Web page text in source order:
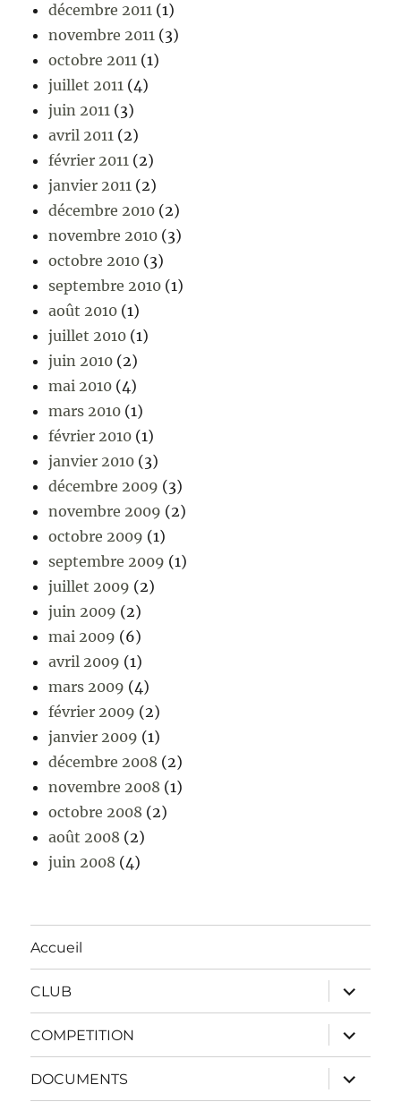
décembre 2011 (1)
novembre 2011 (3)
octobre 2011 (1)
juillet 2011 (4)
juin 2011 (3)
avril 2011 (2)
février 2011 (2)
janvier 2011 (2)
décembre 2010 (2)
novembre 2010 (3)
octobre 2010 (3)
septembre 2010 (1)
août 2010 (1)
juillet 2010 (1)
juin 2010 (2)
mai 2010 (4)
mars 2010 (1)
février 2010 (1)
janvier 2010 (3)
décembre 2009 (3)
novembre 2009 (2)
octobre 2009 (1)
septembre 2009 (1)
juillet 2009 (2)
juin 2009 (2)
mai 2009 (6)
avril 2009 (1)
mars 2009 (4)
février 2009 (2)
janvier 2009 (1)
décembre 2008 (2)
novembre 2008 (1)
octobre 2008 (2)
août 2008 (2)
juin 2008 (4)
Accueil
CLUB
ouvrir
le
sous-
menu
COMPETITION
ouvrir
le
sous-
menu
DOCUMENTS
ouvrir
le